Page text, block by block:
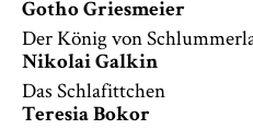
Gotho Griesmeier
Der König von
Nikolai Galkin
Das Schlafittchen
Teresia Bokor